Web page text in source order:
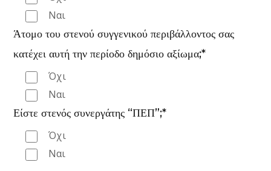
Ναι
Άτομο του στενού συγγενικού περιβάλλοντος σας
κατέχει αυτή την περίοδο δημόσιο αξίωμα;*
Όχι
Ναι
Είστε στενός συνεργάτης “ΠΕΠ”;*
Όχι
Ναι